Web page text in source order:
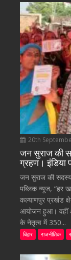
20th
जन सुराज की
ग्रहण। इंडिया
जन सुराज की
पब्लिक न्यूज, “हर
कल्याणपुर प्रखंड
आयोजन हुआ। वहीं
के नेतृत्व में 350...
बिहार राजनीतिक